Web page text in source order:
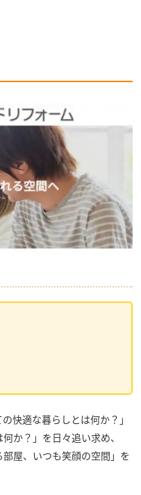
快適な暮らしとは何か？」
か？」を日々追い求め、
部屋、いつも笑顔の空間」を